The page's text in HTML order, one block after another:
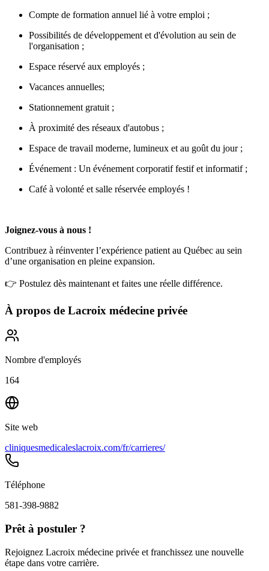
Compte de formation annuel lié à votre emploi ;
Possibilités de développement et d'évolution au sein de
l'organisation ;
Espace réservé aux employés ;
Vacances annuelles;
Stationnement gratuit ;
À proximité des réseaux d'autobus ;
Espace de travail moderne, lumineux et au goût du jour ;
Événement : Un événement corporatif festif et informatif ;
Café à volonté et salle réservée employés !
Joignez-vous à nous !
Contribuez à réinventer l’expérience patient au Québec au sein
d’une organisation en pleine expansion.
👉 Postulez dès maintenant et faites une réelle différence.
À propos de Lacroix médecine privée
Nombre d'employés
164
Site web
cliniquesmedicaleslacroix.com/fr/carrieres/
Téléphone
581-398-9882
Prêt à postuler ?
Rejoignez Lacroix médecine privée et franchissez une nouvelle
étape dans votre carrière.